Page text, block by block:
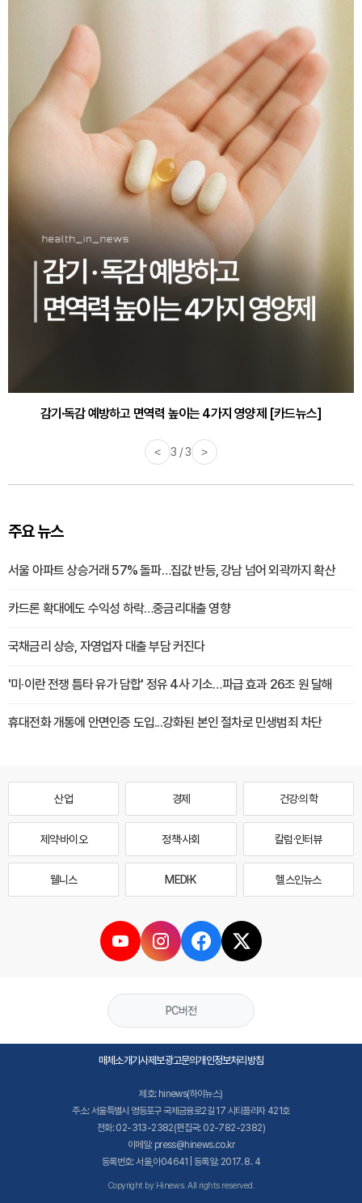
감기·독감 예방하고 면역력 높이는 4가지 영양제 [카드뉴스]
< 3 / 3 >
주요 뉴스
서울 아파트 상승거래 57% 돌파…집값 반등, 강남 넘어 외곽까지 확산
카드론 확대에도 수익성 하락…중금리대출 영향
국채금리 상승, 자영업자 대출 부담 커진다
'미·이란 전쟁 틈타 유가 담합' 정유 4사 기소…파급 효과 26조 원 달해
휴대전화 개통에 안면인증 도입...강화된 본인 절차로 민생범죄 차단
산업 경제 건강·의학
제약·바이오 정책·사회 칼럼·인터뷰
웰니스 MEDI·K 헬스인뉴스
PC버전
매체소개기사제보광고문의개인정보처리방침
제호: hinews(하이뉴스)
주소: 서울특별시 영등포구 국제금융로2길 17 시티플라자 421호
전화: 02-313-2382(편집국: 02-782-2382)
이메일: press@hinews.co.kr
등록번호: 서울,아04641 | 등록일: 2017. 8. 4
Copyright by Hinews. All rights reserved.